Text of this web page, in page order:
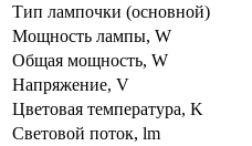
Тип лампочки (основной)
Мощность лампы, W
Общая мощность, W
Напряжение, V
Цветовая температура, K
Световой поток, lm